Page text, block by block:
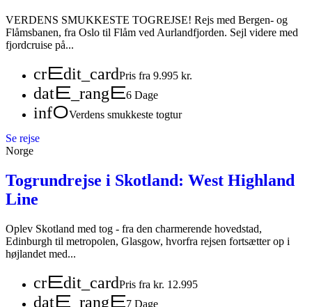
VERDENS SMUKKESTE TOGREJSE! Rejs med Bergen- og
Flåmsbanen, fra Oslo til Flåm ved Aurlandfjorden. Sejl videre med
fjordcruise på...
credit_cardPris fra 9.995 kr.
date_range6 Dage
infoVerdens smukkeste togtur
Se rejse
Norge
Togrundrejse i Skotland: West Highland
Line
Oplev Skotland med tog - fra den charmerende hovedstad,
Edinburgh til metropolen, Glasgow, hvorfra rejsen fortsætter op i
højlandet med...
credit_cardPris fra kr. 12.995
date_range7 Dage